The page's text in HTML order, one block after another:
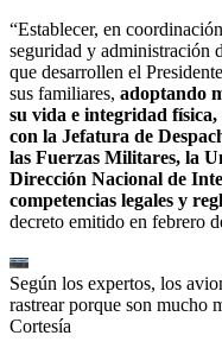
“Establecer, en
seguridad y administración
que desarrollen el
sus familiares, adoptando
su vida e integridad
con la Jefatura de
las Fuerzas Militares, la
Dirección Nacional de
competencias legales y
decreto emitido en febrero
Según los expertos, los
rastrear porque son mucho
Cortesía